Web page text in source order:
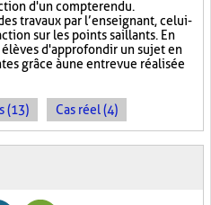
d'un compte rendu.
travaux par l’enseignant, celui-
sur les points saillants. En
d'approfondir un sujet en
grâce à une entrevue réalisée
(13) Cas réel (4)